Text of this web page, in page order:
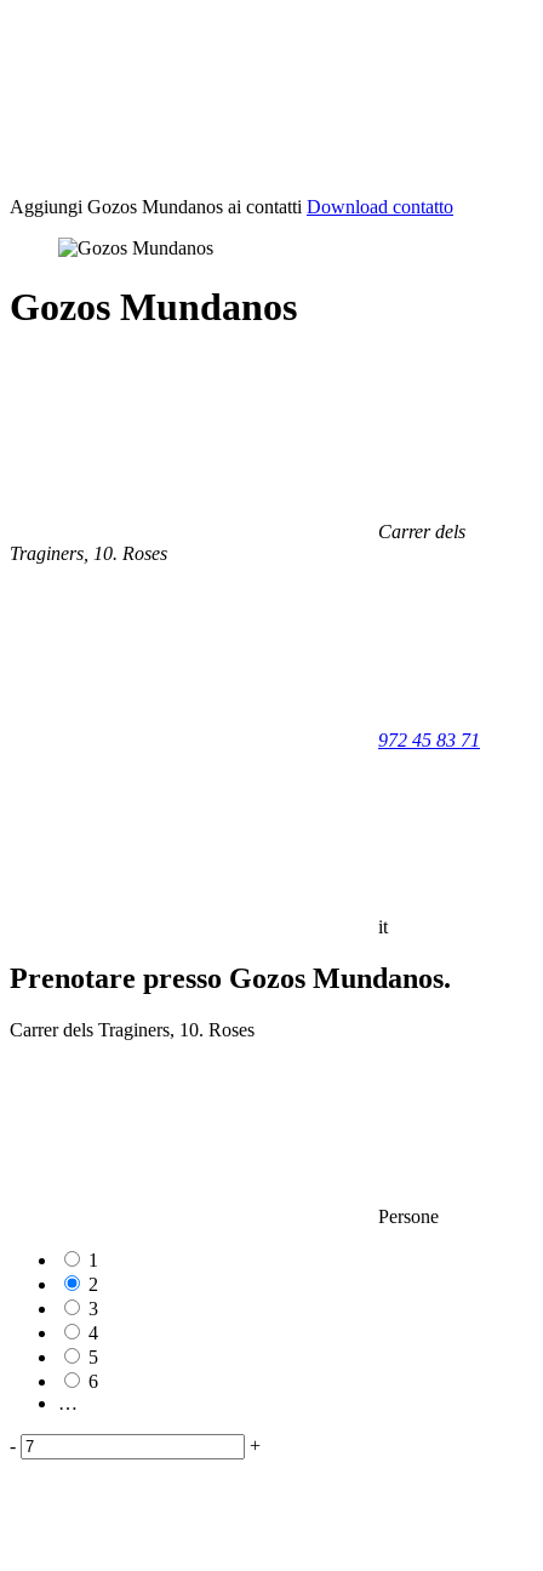
Aggiungi Gozos Mundanos ai contatti Download contatto
Gozos Mundanos
Carrer dels
Traginers, 10. Roses
972 45 83 71
it
Prenotare presso Gozos Mundanos.
Carrer dels Traginers, 10. Roses
Persone
1
2
3
4
5
6
…
- +